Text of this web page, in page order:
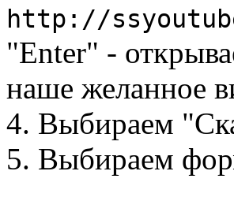
http://
"Enter" -
наше желанное
4. Выбираем
5. Выбираем